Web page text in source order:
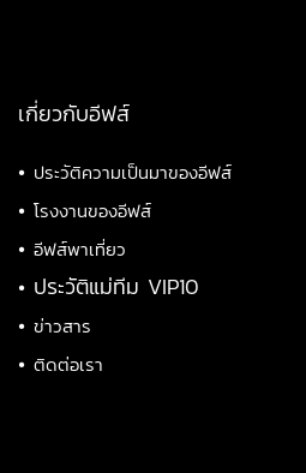
เกี่ยวกับอีฟส์
• ประวัติความเป็นมาของอีฟส์
• โรงงานของอีฟส์
• อีฟส์พาเที่ยว
• ประวัติแม่ทีม VIP10
• ข่าวสาร
• ติดต่อเรา